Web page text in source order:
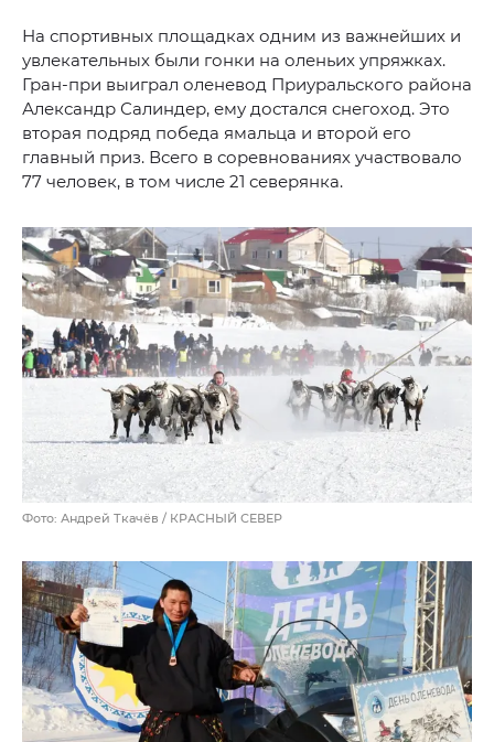
На спортивных площадках одним из важнейших и
увлекательных были гонки на оленьих упряжках.
Гран-при выиграл оленевод Приуральского района
Александр Салиндер, ему достался снегоход. Это
вторая подряд победа ямальца и второй его
главный приз. Всего в соревнованиях участвовало
77 человек, в том числе 21 северянка.
Фото: Андрей Ткачёв / КРАСНЫЙ СЕВЕР